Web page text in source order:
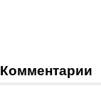
Комментарии